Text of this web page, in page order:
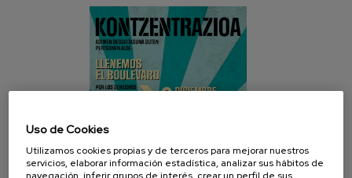
Uso de Cookies
Utilizamos cookies propias y de terceros para mejorar nuestros
servicios, elaborar información estadística, analizar sus hábitos de